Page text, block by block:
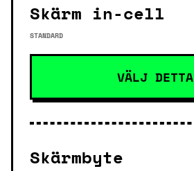
Skärm in-cell
STANDARD
VÄLJ DETTA
Skärmbyte